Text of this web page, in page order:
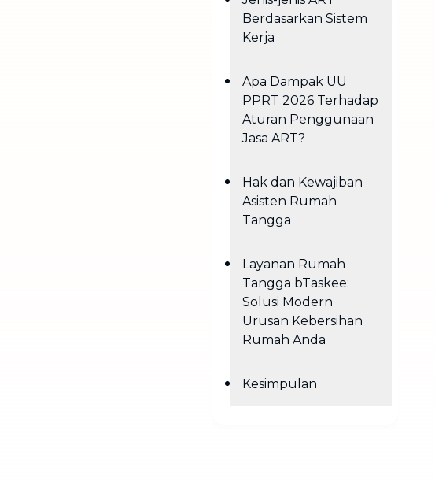
Berdasarkan Sistem
Kerja
Apa Dampak UU
PPRT 2026 Terhadap
Aturan Penggunaan
Jasa ART?
Hak dan Kewajiban
Asisten Rumah
Tangga
Layanan Rumah
Tangga bTaskee:
Solusi Modern
Urusan Kebersihan
Rumah Anda
Kesimpulan